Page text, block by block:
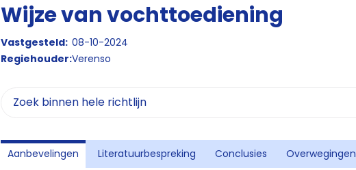
Wijze van vochttoediening
Vastgesteld: 08-10-2024
Regiehouder:Verenso
Aanbevelingen Literatuurbespreking Conclusies Overwegingen